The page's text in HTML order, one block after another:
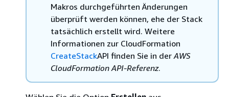
Makros durchgeführten Änderungen
überprüft werden können, ehe der Stack
tatsächlich erstellt wird. Weitere
Informationen zur CloudFormation
CreateStackAPI finden Sie in der AWS
CloudFormation API-Referenz.